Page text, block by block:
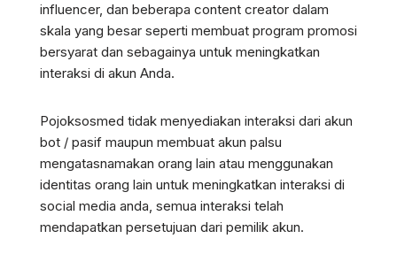
influencer, dan beberapa content creator dalam
skala yang besar seperti membuat program promosi
bersyarat dan sebagainya untuk meningkatkan
interaksi di akun Anda.
Pojoksosmed tidak menyediakan interaksi dari akun
bot / pasif maupun membuat akun palsu
mengatasnamakan orang lain atau menggunakan
identitas orang lain untuk meningkatkan interaksi di
social media anda, semua interaksi telah
mendapatkan persetujuan dari pemilik akun.